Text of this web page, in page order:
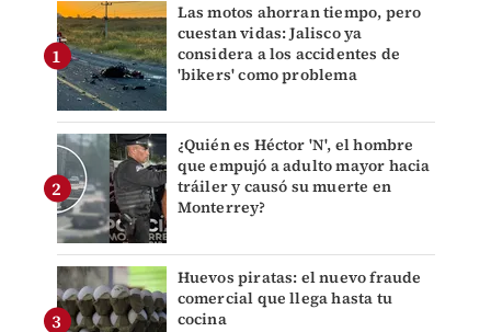
Las motos ahorran tiempo, pero
cuestan vidas: Jalisco ya
considera a los accidentes de
'bikers' como problema
¿Quién es Héctor 'N', el hombre
que empujó a adulto mayor hacia
tráiler y causó su muerte en
Monterrey?
Huevos piratas: el nuevo fraude
comercial que llega hasta tu
cocina